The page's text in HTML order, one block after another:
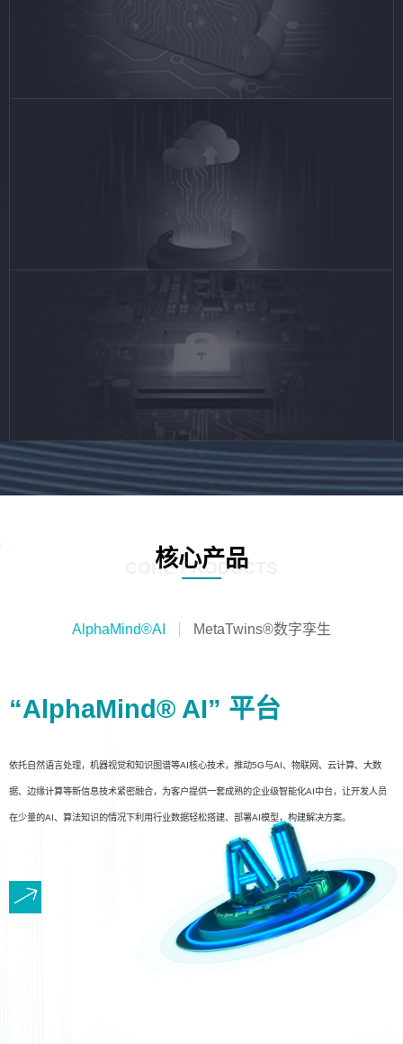
核心产品
CORE PRODUCTS
AlphaMind®AI MetaTwins®数字孪生
“AlphaMind® AI” 平台
依托自然语言处理，机器视觉和知识图谱等AI核心技术，推动5G与AI、物联网、云计算、大数
据、边缘计算等新信息技术紧密融合，为客户提供一套成熟的企业级智能化AI中台，让开发人员
在少量的AI、算法知识的情况下利用行业数据轻松搭建、部署AI模型，构建解决方案。